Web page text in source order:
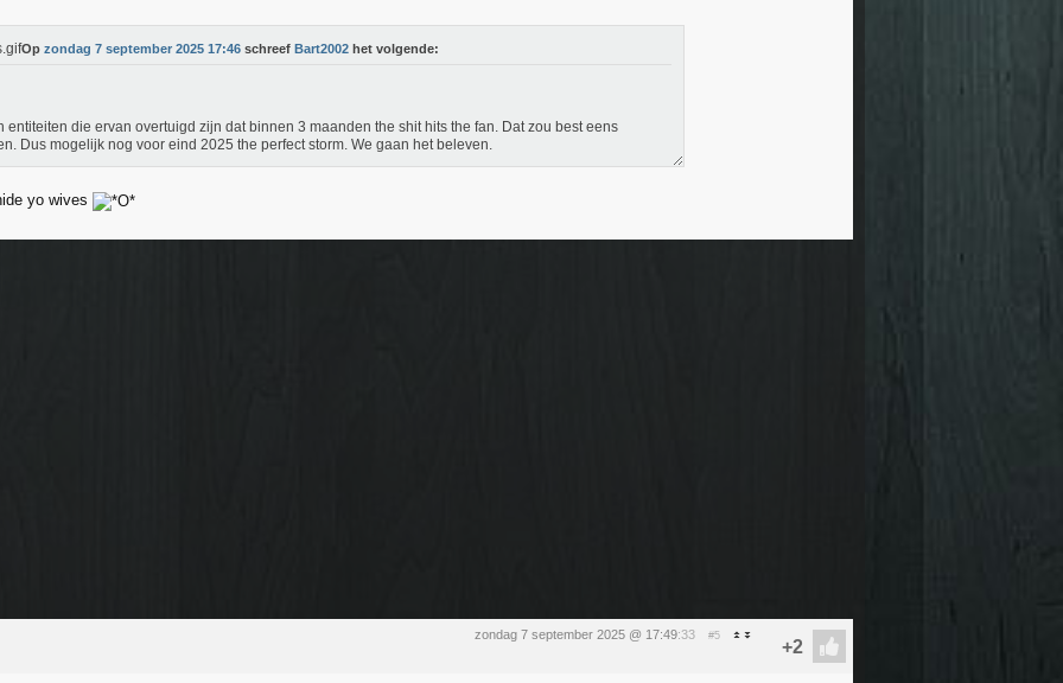
Op zondag 7 september 2025 17:46 schreef Bart2002 het volgende:
entiteiten die ervan overtuigd zijn dat binnen 3 maanden the shit hits the fan. Dat zou best eens
Dus mogelijk nog voor eind 2025 the perfect storm. We gaan het beleven.
yo wives
zondag 7 september 2025 @ 17:49:33 #5